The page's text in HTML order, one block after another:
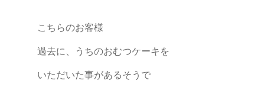
こちらのお客様
過去に、うちのおむつケーキを
いただいた事があるそうで